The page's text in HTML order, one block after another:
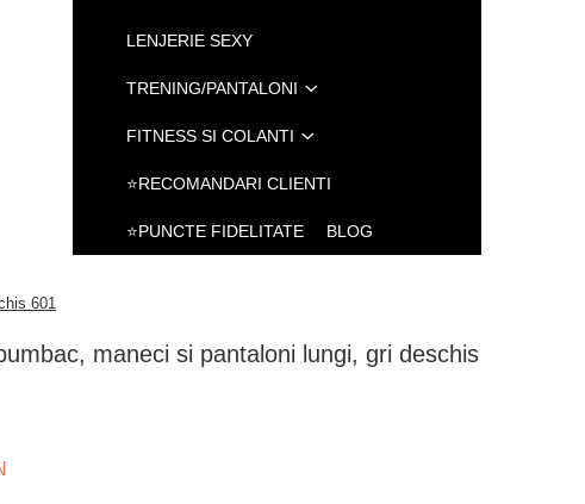
LENJERIE SEXY
TRENING/PANTALONI
FITNESS SI COLANTI
⭐RECOMANDARI CLIENTI
⭐PUNCTE FIDELITATE BLOG
601
maneci si pantaloni lungi, gri deschis